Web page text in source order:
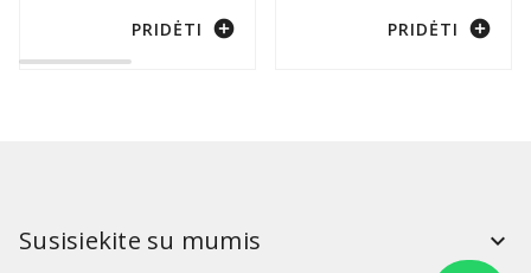
PRIDĖTI add_circle PRIDĖTI add_circle
Susisiekite su mumis